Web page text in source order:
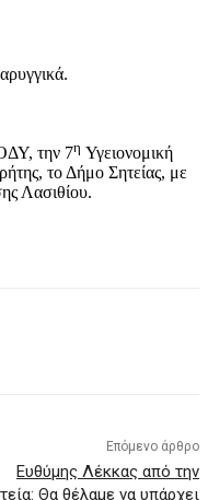
την 7η Υγειονομική
το Δήμο Σητείας, με
Λασιθίου.
Επόμενο άρθρο
Ευθύμης Λέκκας από την
Θα θέλαμε να υπάρχει